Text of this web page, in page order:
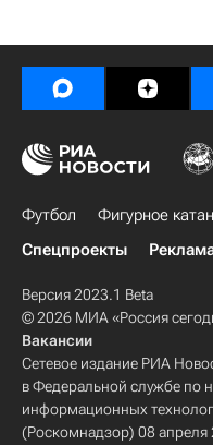
Футбол Фигурное
Спецпроекты
Версия 2023.1 Beta
© 2026 МИА «Россия
Вакансии
Сетевое издание РИА
в Федеральной службе по
информационных
(Роскомнадзор) 08 апреля